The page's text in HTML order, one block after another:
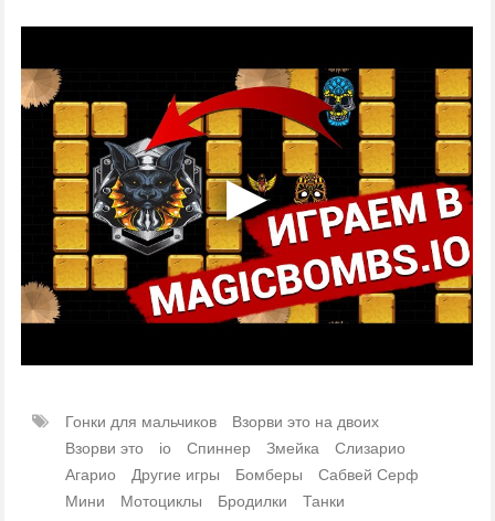
Гонки для мальчиков
Взорви это на двоих
Взорви это
io Спиннер Змейка
Слизарио
Агарио
Другие игры Бомберы
Сабвей Серф
Мини
Мотоциклы Бродилки Танки